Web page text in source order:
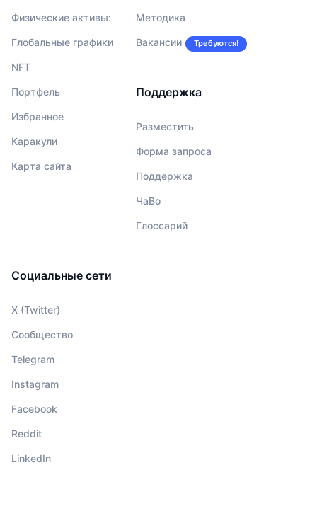
Физические активы:
Глобальные графики
NFT
Портфель
Избранное
Каракули
Карта сайта
Методика
Вакансии Требуются!
Поддержка
Разместить
Форма запроса
Поддержка
ЧаВо
Глоссарий
Социальные сети
X (Twitter)
Сообщество
Telegram
Instagram
Facebook
Reddit
LinkedIn